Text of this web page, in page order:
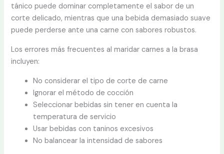
tánico puede dominar completamente el sabor de un
corte delicado, mientras que una bebida demasiado suave
puede perderse ante una carne con sabores robustos.
Los errores más frecuentes al maridar carnes a la brasa
incluyen:
No considerar el tipo de corte de carne
Ignorar el método de cocción
Seleccionar bebidas sin tener en cuenta la
temperatura de servicio
Usar bebidas con taninos excesivos
No balancear la intensidad de sabores